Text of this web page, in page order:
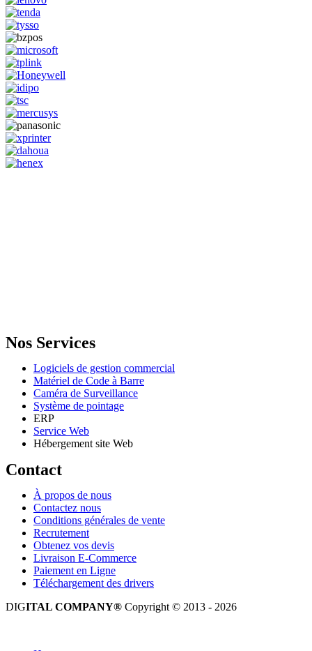
Nos Services
Logiciels de gestion commercial
Matériel de Code à Barre
Caméra de Surveillance
Système de pointage
ERP
Service Web
Hébergement site Web
Contact
À propos de nous
Contactez nous
Conditions générales de vente
Recrutement
Obtenez vos devis
Livraison E-Commerce
Paiement en Ligne
Téléchargement des drivers
DIGITAL COMPANY® Copyright © 2013 - 2026